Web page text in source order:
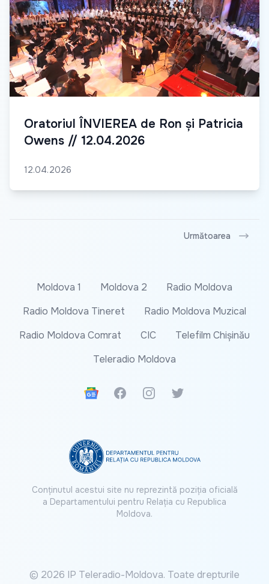
Oratoriul ÎNVIEREA de Ron și Patricia
Owens // 12.04.2026
12.04.2026
Următoarea
Moldova 1 Moldova 2
Radio Moldova
Radio Moldova Tineret
Radio Moldova Muzical
Radio Moldova Comrat
CIC
Telefilm Chișinău
Teleradio Moldova
Google News
FacebookInstagramTwitter
Conținutul acestui site nu reprezintă poziția oficială
a Departamentului pentru Relația cu Republica
Moldova.
© 2026 IP Teleradio-Moldova. Toate drepturile